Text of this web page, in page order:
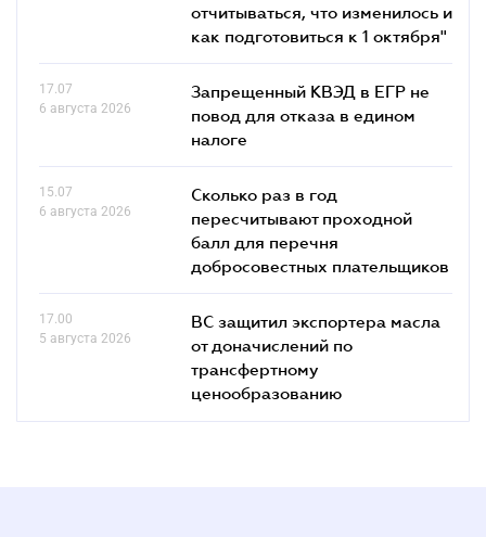
отчитываться, что изменилось и
как подготовиться к 1 октября"
17.07
6 августа 2026
Запрещенный КВЭД в ЕГР не
повод для отказа в едином
налоге
15.07
6 августа 2026
Сколько раз в год
пересчитывают проходной
балл для перечня
добросовестных плательщиков
17.00
5 августа 2026
ВС защитил экспортера масла
от доначислений по
трансфертному
ценообразованию